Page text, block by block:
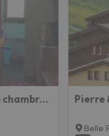
Appartement 5 personnes une chambre proche pistes balcon vue montagne Draps et serviettes non fourni
Belle